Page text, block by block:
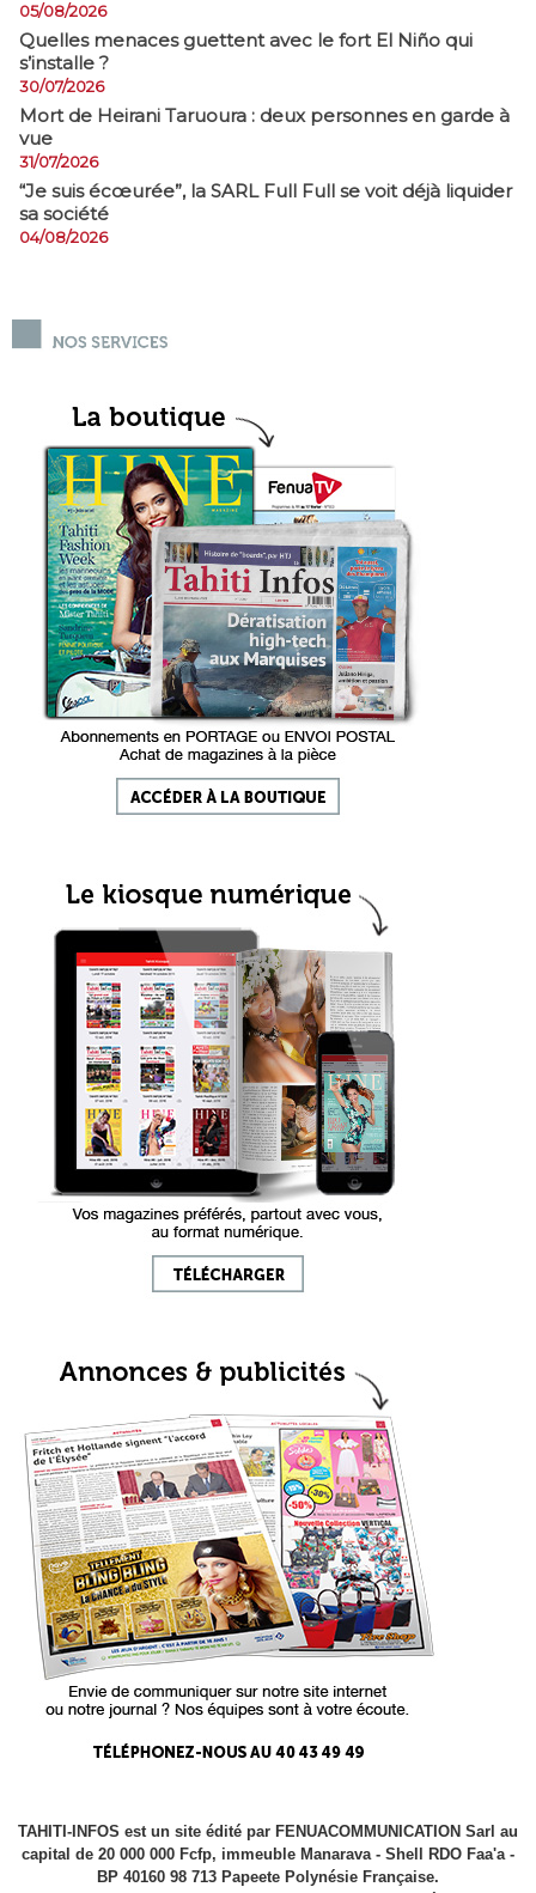
05/08/2026
Quelles menaces guettent avec le fort El Niño qui
s’installe ?
30/07/2026
Mort de Heirani Taruoura : deux personnes en garde à
vue
31/07/2026
​“Je suis écœurée”, la SARL Full Full se voit déjà liquider
sa société
04/08/2026
TAHITI-INFOS est un site édité par FENUACOMMUNICATION Sarl au
capital de 20 000 000 Fcfp, immeuble Manarava - Shell RDO Faa'a -
BP 40160 98 713 Papeete Polynésie Française.